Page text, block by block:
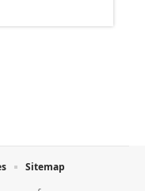
Sitemap